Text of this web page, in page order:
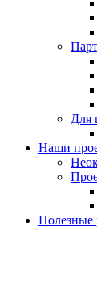
Для
Наши
Полезные